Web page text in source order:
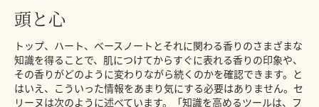
頭と心
トップ、ハート、ベースノートとそれに関わる香りのさまざまな
知識を得ることで、肌につけてからすぐに表れる香りの印象や、
その香りがどのように変わりながら続くのかを確認できます。と
はいえ、こういった情報をあまり気にする必要はありません。セ
リーヌは次のように述べています。「知識を高めるツールは、フ